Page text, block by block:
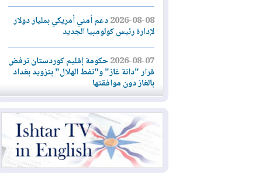
2026-08-08دعم أمني أمريكي بمليار دولار
لإدارة رئيس كولومبيا الجديد
2026-08-07حكومة إقليم كوردستان ترفض
قرار "دانة غاز" و"نفط الهلال" بتزويد بغداد
بالغاز دون موافقتها
2026-08-07القوات المسلحة العراقية: خطة
أمنية لإجهاض هجمة محتملة على السعودية
2026-08-07الاستخبارات الأميركية: بوتين
قد يختبر تماسك الناتو بهجوم محدود